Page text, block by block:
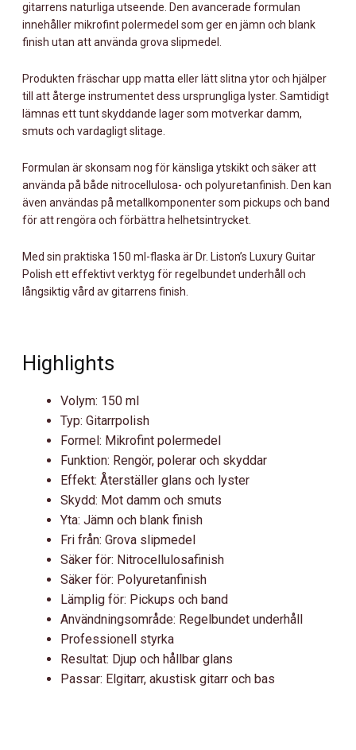
gitarrens naturliga utseende. Den avancerade formulan
innehåller mikrofint polermedel som ger en jämn och blank
finish utan att använda grova slipmedel.
Produkten fräschar upp matta eller lätt slitna ytor och hjälper
till att återge instrumentet dess ursprungliga lyster. Samtidigt
lämnas ett tunt skyddande lager som motverkar damm,
smuts och vardagligt slitage.
Formulan är skonsam nog för känsliga ytskikt och säker att
använda på både nitrocellulosa- och polyuretanfinish. Den kan
även användas på metallkomponenter som pickups och band
för att rengöra och förbättra helhetsintrycket.
Med sin praktiska 150 ml-flaska är Dr. Liston’s Luxury Guitar
Polish ett effektivt verktyg för regelbundet underhåll och
långsiktig vård av gitarrens finish.
Highlights
Volym: 150 ml
Typ: Gitarrpolish
Formel: Mikrofint polermedel
Funktion: Rengör, polerar och skyddar
Effekt: Återställer glans och lyster
Skydd: Mot damm och smuts
Yta: Jämn och blank finish
Fri från: Grova slipmedel
Säker för: Nitrocellulosafinish
Säker för: Polyuretanfinish
Lämplig för: Pickups och band
Användningsområde: Regelbundet underhåll
Professionell styrka
Resultat: Djup och hållbar glans
Passar: Elgitarr, akustisk gitarr och bas